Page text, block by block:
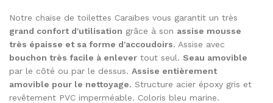
Notre chaise de toilettes Caraïbes vous garantit un très
grand confort d'utilisation grâce à son assise mousse
très épaisse et sa forme d'accoudoirs. Assise avec
bouchon très facile à enlever tout seul. Seau amovible
par le côté ou par le dessus. Assise entièrement
amovible pour le nettoyage. Structure acier époxy gris et
revêtement PVC imperméable. Coloris bleu marine.